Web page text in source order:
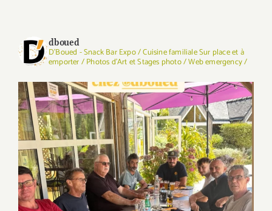
dboued
D'Boued - Snack Bar Expo / Cuisine familiale Sur place et à
emporter / Photos d'Art et Stages photo / Web emergency /